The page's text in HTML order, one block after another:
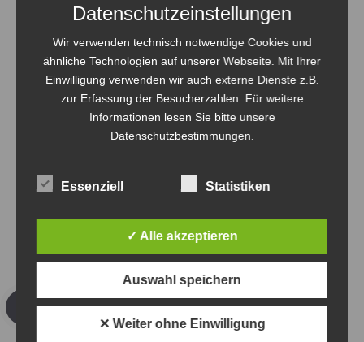
nach Reinstetten. Wieder neue Sitzbänke –
das letzte Bänkle war von Rudi Vogt und
Burkhard Bauer an der Halde nach
Schnaitbach.
Danke an alle Bänklesbauer
neue
Regenschirme
Datenschutzeinstellungen
Wir verwenden technisch notwendige Cookies und
ähnliche Technologien auf unserer Webseite. Mit Ihrer
Einwilligung verwenden wir auch externe Dienste z.B.
zur Erfassung der Besucherzahlen. Für weitere
Informationen lesen Sie bitte unsere
Datenschutzbestimmungen
Essenziell Statistiken
✓ Alle akzeptieren
Auswahl speichern
✕ Weiter ohne Einwilligung